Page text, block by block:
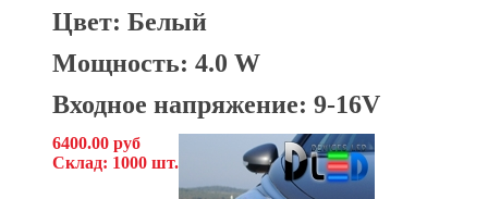
Цвет: Белый
Мощность: 4.0 W
Входное напряжение: 9-16V
6400.00 руб
Склад: 1000 шт.